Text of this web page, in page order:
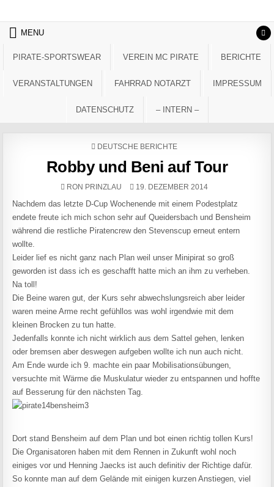
MENU
PIRATE-SPORTSWEAR VEREIN MC PIRATE BERICHTE
VERANSTALTUNGEN FAHRRAD NOTARZT IMPRESSUM
DATENSCHUTZ – INTERN –
POSTED IN
DEUTSCHE BERICHTE
Robby und Beni auf Tour
AUTHOR:
RON PRINZLAU PUBLISHED DATE:
19. DEZEMBER 2014
Nachdem das letzte D-Cup Wochenende mit einem Podestplatz
endete freute ich mich schon sehr auf Queidersbach und Bensheim
während die restliche Piratencrew den Stevenscup erneut entern
wollte.
Leider lief es nicht ganz nach Plan weil unser Minipirat so groß
geworden ist dass ich es geschafft hatte mich an ihm zu verheben.
Na toll!
Die Beine waren gut, der Kurs sehr abwechslungsreich aber leider
waren meine Arme recht gefühllos was wohl irgendwie mit dem
kleinen Brocken zu tun hatte.
Jedenfalls konnte ich nicht wirklich aus dem Sattel gehen, lenken
oder bremsen aber deswegen aufgeben wollte ich nun auch nicht.
Am Ende wurde ich 9. machte ein paar Mobilisationsübungen,
versuchte mit Wärme die Muskulatur wieder zu entspannen und hoffte
auf Besserung für den nächsten Tag.
Dort stand Bensheim auf dem Plan und bot einen richtig tollen Kurs!
Die Organisatoren haben mit dem Rennen in Zukunft wohl noch
einiges vor und Henning Jaecks ist auch definitiv der Richtige dafür.
So konnte man auf dem Gelände mit einigen kurzen Anstiegen, viel